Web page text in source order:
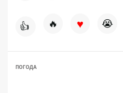
👍 🔥 ♥ 😭
ПОГОДА